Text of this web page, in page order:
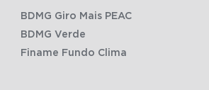
BDMG Giro Mais PEAC
BDMG Verde
Finame Fundo Clima